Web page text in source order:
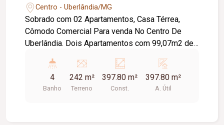
Centro - Uberlândia/MG
Sobrado com 02 Apartamentos, Casa Térrea,
Cômodo Comercial Para venda No Centro De
Uberlândia. Dois Apartamentos com 99,07m2 de
de área construída. Cômodo Comercial com
150,00m2 de área construída. Excelente
localização. Metragem Terreno: 11,00m x 22,00m
4
Banho
242 m²
Terreno
397.80 m²
Const.
397.80 m²
A. Útil